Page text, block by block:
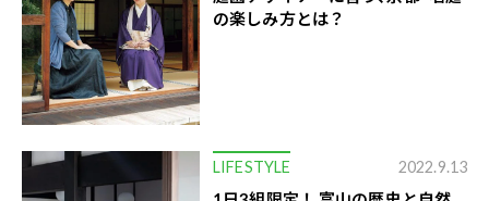
の楽しみ方とは？
LIFESTYLE 2022.9.13